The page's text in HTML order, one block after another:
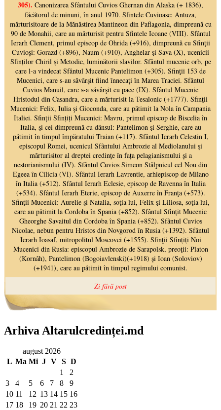
Arhiva Altarulcredinței.md
august 2026
L Ma Mi J V S D
1
2
3
4 5 6 7 8
9
10 11 12 13 14 15 16
17 18 19 20 21 22 23